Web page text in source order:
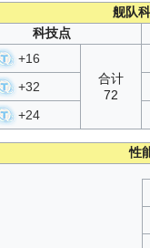
舰队
科技点
+16
合计
72
+32
+24
性